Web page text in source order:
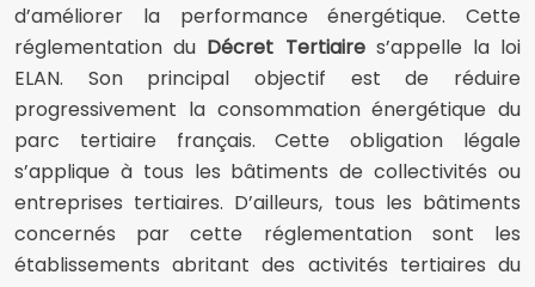
d’améliorer la performance énergétique. Cette
réglementation du Décret Tertiaires’appelle la loi
ELAN. Son principal objectif est de réduire
progressivement la consommation énergétique du
parc tertiaire français. Cette obligation légale
s’applique à tous les bâtiments de collectivités ou
entreprises tertiaires. D’ailleurs, tous les bâtiments
concernés par cette réglementation sont les
établissements abritant des activités tertiaires du